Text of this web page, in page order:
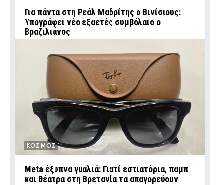
Για πάντα στη Ρεάλ Μαδρίτης ο Βινίσιους:
Υπογράφει νέο εξαετές συμβόλαιο ο
Βραζιλιάνος
ΚΟΣΜΟΣ
Meta έξυπνα γυαλιά: Γιατί εστιατόρια, παμπ
και θέατρα στη Βρετανία τα απαγορεύουν